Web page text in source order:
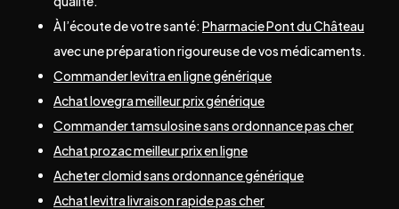
À l’écoute de votre santé: Pharmacie Pont du Château
avec une préparation rigoureuse de vos médicaments.
Commander levitra en ligne générique
Achat lovegra meilleur prix générique
Commander tamsulosine sans ordonnance pas cher
Achat prozac meilleur prix en ligne
Acheter clomid sans ordonnance générique
Achat levitra livraison rapide pas cher